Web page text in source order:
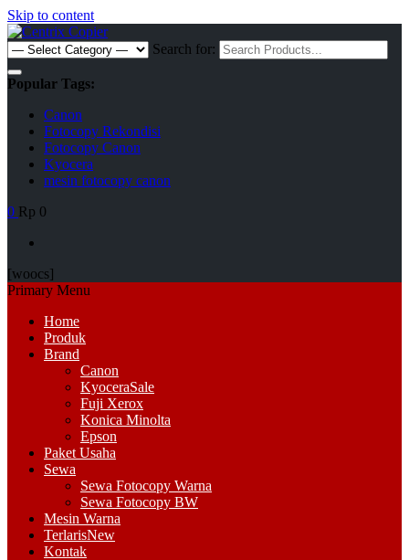
Skip to content
Search for:
Popular Tags:
Canon
Fotocopy Rekondisi
Fotocopy Canon
Kyocera
mesin fotocopy canon
0 Rp 0
[woocs]
Primary Menu
Home
Produk
Brand
Canon
KyoceraSale
Fuji Xerox
Konica Minolta
Epson
Paket Usaha
Sewa
Sewa Fotocopy Warna
Sewa Fotocopy BW
Mesin Warna
TerlarisNew
Kontak